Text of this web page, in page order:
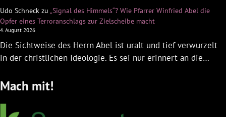
Udo Schneck zu „Signal des Himmels“? Wie Pfarrer Winfried Abel die
Opfer eines Terroranschlags zur Zielscheibe macht
4. August 2026
Die Sichtweise des Herrn Abel ist uralt und tief verwurzelt
in der christlichen Ideologie. Es sei nur erinnert an die…
Mach mit!